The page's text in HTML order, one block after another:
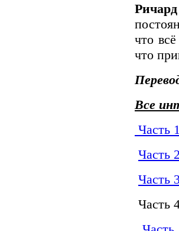
что
что
Все